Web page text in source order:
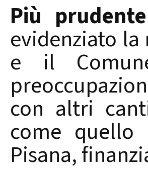
Più
evidenziato la
e il
con altri
come
Pisana,